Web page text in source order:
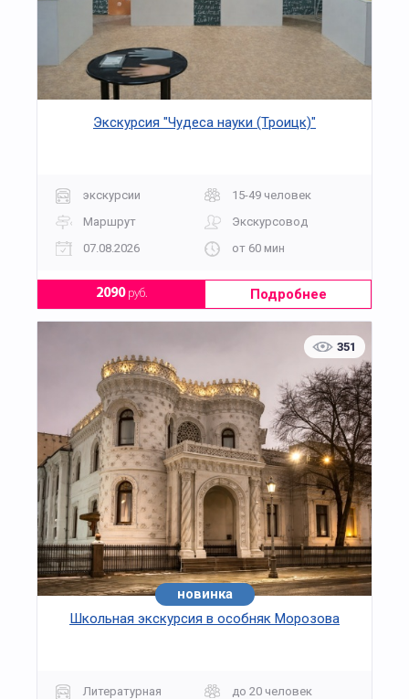
Экскурсия "Чудеса науки (Троицк)"
экскурсии
15-49 человек
Маршрут
Экскурсовод
07.08.2026
от 60 мин
2090руб. Подробнее
351
новинка
Школьная экскурсия в особняк Морозова
Литературная
до 20 человек